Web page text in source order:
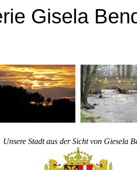
Gisela
Unsere Stadt aus der Sicht von Giesela